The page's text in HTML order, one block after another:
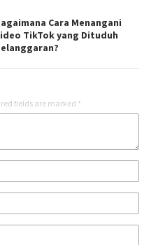
Cara Menangani
TikTok yang Dituduh
fields are marked *